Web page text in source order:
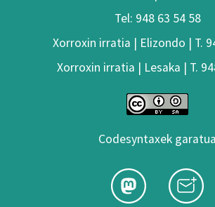
Tel: 948 63 54 58
Xorroxin irratia | Elizondo | T.
Xorroxin irratia | Lesaka | T.
Codesyntaxek garatua